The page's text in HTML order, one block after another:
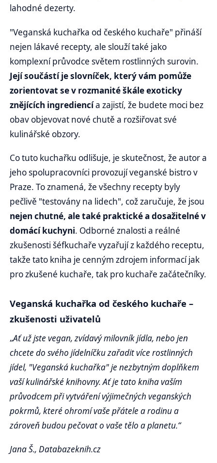
lahodné dezerty.
"Veganská kuchařka od českého kuchaře" přináší
nejen lákavé recepty, ale slouží také jako
komplexní průvodce světem rostlinných surovin.
Její součástí je slovníček, který vám pomůže
zorientovat se v rozmanité škále exoticky
znějících ingrediencía zajistí, že budete moci bez
obav objevovat nové chutě a rozšiřovat své
kulinářské obzory.
Co tuto kuchařku odlišuje, je skutečnost, že autor a
jeho spolupracovníci provozují veganské bistro v
Praze. To znamená, že všechny recepty byly
pečlivě "testovány na lidech", což zaručuje, že jsou
nejen chutné, ale také praktické a dosažitelné v
domácí kuchyni. Odborné znalosti a reálné
zkušenosti šéfkuchaře vyzařují z každého receptu,
takže tato kniha je cenným zdrojem informací jak
pro zkušené kuchaře, tak pro kuchaře začátečníky.
Veganská kuchařka od českého kuchaře –
zkušenosti uživatelů
„Ať už jste vegan, zvídavý milovník jídla, nebo jen
chcete do svého jídelníčku zařadit více rostlinných
jídel, "Veganská kuchařka" je nezbytným doplňkem
vaší kulinářské knihovny. Ať je tato kniha vaším
průvodcem při vytváření výjimečných veganských
pokrmů, které ohromí vaše přátele a rodinu a
zároveň budou pečovat o vaše tělo a planetu.“
Jana Š., Databazeknih.cz